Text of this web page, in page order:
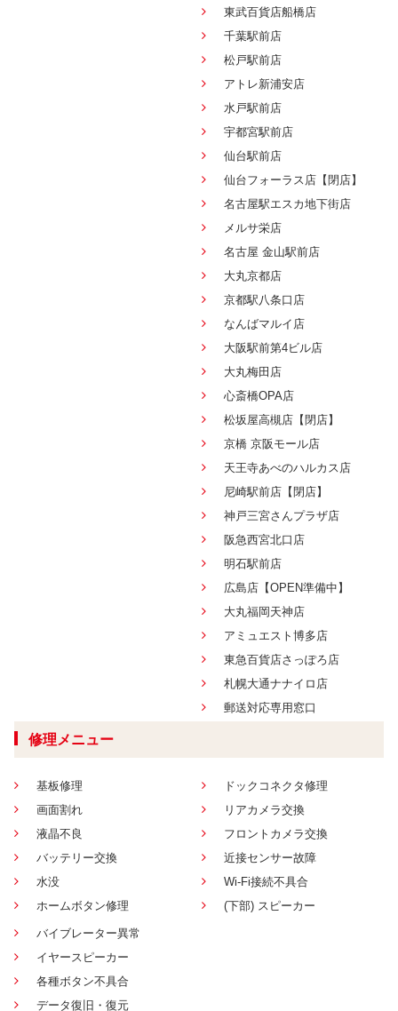
東武百貨店船橋店
千葉駅前店
松戸駅前店
アトレ新浦安店
水戸駅前店
宇都宮駅前店
仙台駅前店
仙台フォーラス店【閉店】
名古屋駅エスカ地下街店
メルサ栄店
名古屋 金山駅前店
大丸京都店
京都駅八条口店
なんばマルイ店
大阪駅前第4ビル店
大丸梅田店
心斎橋OPA店
松坂屋高槻店【閉店】
京橋 京阪モール店
天王寺あべのハルカス店
尼崎駅前店【閉店】
神戸三宮さんプラザ店
阪急西宮北口店
明石駅前店
広島店【OPEN準備中】
大丸福岡天神店
アミュエスト博多店
東急百貨店さっぽろ店
札幌大通ナナイロ店
郵送対応専用窓口
修理メニュー
基板修理
画面割れ
液晶不良
バッテリー交換
水没
ホームボタン修理
ドックコネクタ修理
リアカメラ交換
フロントカメラ交換
近接センサー故障
Wi-Fi接続不具合
(下部) スピーカー
バイブレーター異常
イヤースピーカー
各種ボタン不具合
データ復旧・復元